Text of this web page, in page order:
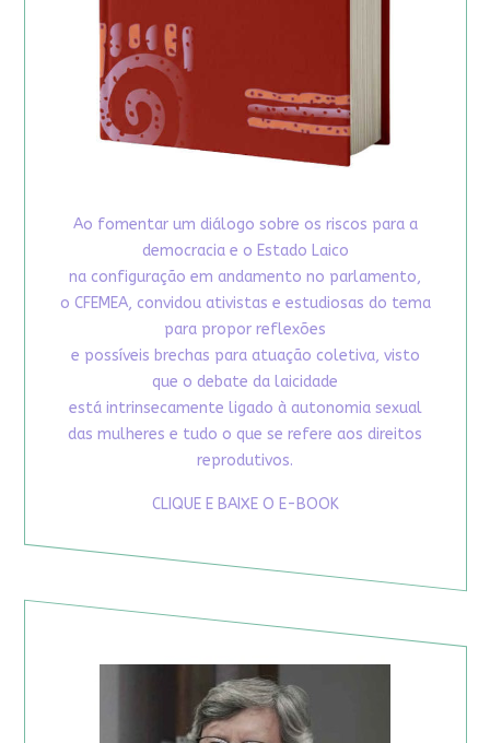
Ao fomentar um diálogo sobre os riscos para a
democracia e o Estado Laico
na configuração em andamento no parlamento,
o CFEMEA, convidou ativistas e estudiosas do tema
para propor reflexões
e possíveis brechas para atuação coletiva, visto
que o debate da laicidade
está intrinsecamente ligado à autonomia sexual
das mulheres e tudo o que se refere aos direitos
reprodutivos.
CLIQUE E BAIXE O E-BOOK